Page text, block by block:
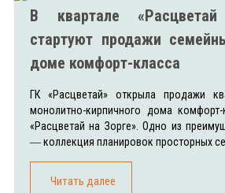
В квартале
стартуют продажи
доме комфорт-класса
ГК «Расцветай» открыла продажи
монолитно-кирпичного дома комфорт-
«Расцветай на Зорге». Одно из
― коллекция планировок просторных
Читать далее